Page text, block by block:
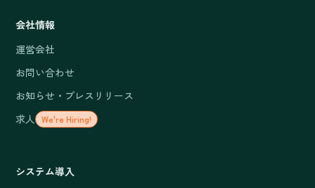
会社情報
運営会社
お問い合わせ
お知らせ・プレスリリース
求人 We're Hiring!
システム導入